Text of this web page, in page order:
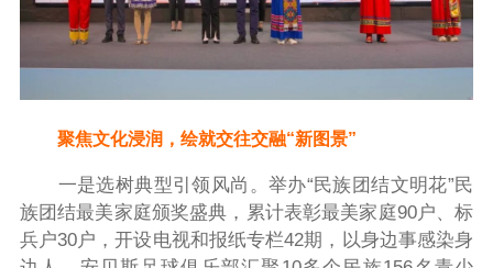
聚焦文化浸润，绘就交往交融“新图景”
一是选树典型引领风尚。举办“民族团结文明花”民
族团结最美家庭颁奖盛典，累计表彰最美家庭90户、标
兵户30户，开设电视和报纸专栏42期，以身边事感染身